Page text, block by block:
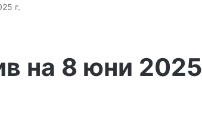
г.
на 8 юни 2025